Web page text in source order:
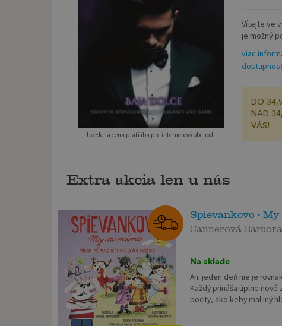
Uvedená cena platí iba pre internetový obchod.
Vítejte ve
je možný
viac
DO
NAD
VÁS!
Extra akcia len u nás
Spievankovo - My
Cannerová Barbora
Na sklade
Ani jeden deň nie je
Každý prináša úplne nové
pocity, ako keby mal iný